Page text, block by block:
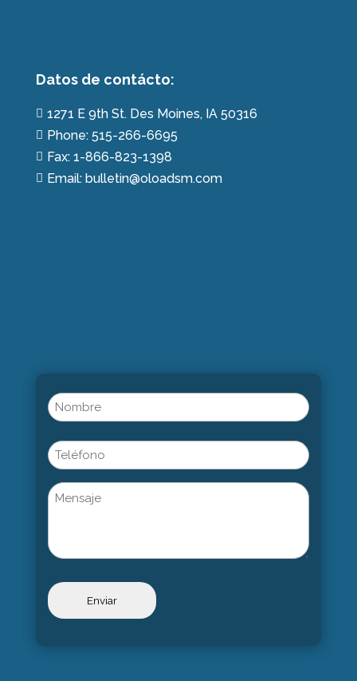
Datos de contácto:
 1271 E 9th St. Des Moines, IA 50316
 Phone: 515-266-6695
 Fax: 1-866-823-1398
 Email: bulletin@oloadsm.com
Name
(Obligatorio)
Phone
Untitled